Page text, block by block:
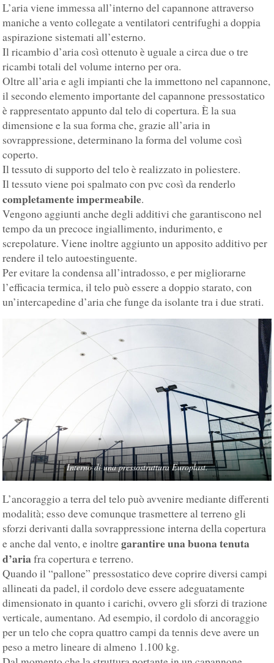
L’aria viene immessa all’interno del capannone attraverso
maniche a vento collegate a ventilatori centrifughi a doppia
aspirazione sistemati all’esterno.
Il ricambio d’aria così ottenuto è uguale a circa due o tre
ricambi totali del volume interno per ora.
Oltre all’aria e agli impianti che la immettono nel capannone,
il secondo elemento importante del capannone pressostatico
è rappresentato appunto dal telo di copertura. È la sua
dimensione e la sua forma che, grazie all’aria in
sovrappressione, determinano la forma del volume così
coperto.
Il tessuto di supporto del telo è realizzato in poliestere.
Il tessuto viene poi spalmato con pvc così da renderlo
completamente impermeabile.
Vengono aggiunti anche degli additivi che garantiscono nel
tempo da un precoce ingiallimento, indurimento, e
screpolature. Viene inoltre aggiunto un apposito additivo per
rendere il telo autoestinguente.
Per evitare la condensa all’intradosso, e per migliorarne
l’efficacia termica, il telo può essere a doppio starato, con
un’intercapedine d’aria che funge da isolante tra i due strati.
Interno di una pressostruttura Europlast.
L’ancoraggio a terra del telo può avvenire mediante differenti
modalità; esso deve comunque trasmettere al terreno gli
sforzi derivanti dalla sovrappressione interna della copertura
e anche dal vento, e inoltregarantire una buona tenuta
d’aria fra copertura e terreno.
Quando il “pallone” pressostatico deve coprire diversi campi
allineati da padel, il cordolo deve essere adeguatamente
dimensionato in quanto i carichi, ovvero gli sforzi di trazione
verticale, aumentano. Ad esempio, il cordolo di ancoraggio
per un telo che copra quattro campi da tennis deve avere un
peso a metro lineare di almeno 1.100 kg.